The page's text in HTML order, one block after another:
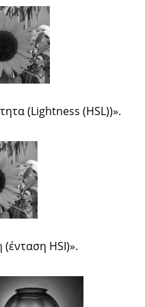
(Lightness (HSL))».
HSI)».